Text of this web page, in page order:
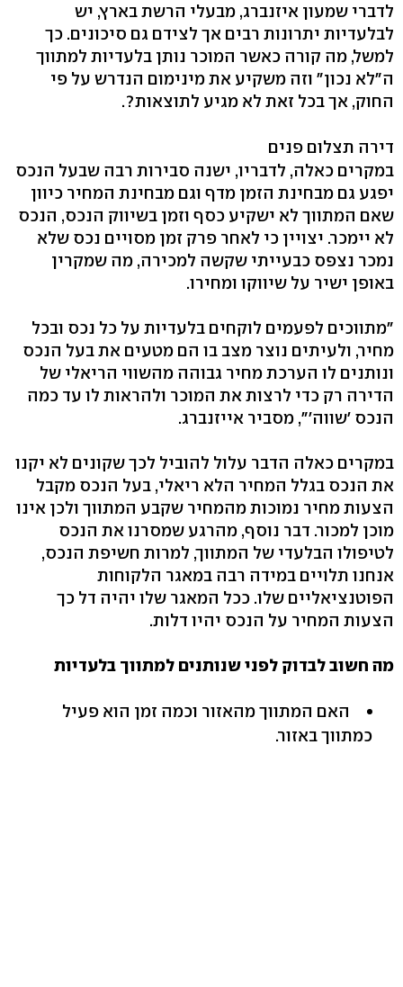
לדברי שמעון איזנברג, מבעלי הרשת בארץ, יש
לבלעדיות יתרונות רבים אך לצידם גם סיכונים. כך
למשל, מה קורה כאשר המוכר נותן בלעדיות למתווך
ה"לא נכון" וזה משקיע את מינימום הנדרש על פי
החוק, אך בכל זאת לא מגיע לתוצאות?.
דירה תצלום פנים
במקרים כאלה, לדבריו, ישנה סבירות רבה שבעל הנכס
יפגע גם מבחינת הזמן מדף וגם מבחינת המחיר כיוון
שאם המתווך לא ישקיע כסף וזמן בשיווק הנכס, הנכס
לא יימכר. יצויין כי לאחר פרק זמן מסויים נכס שלא
נמכר נצפס כבעייתי שקשה למכירה, מה שמקרין
באופן ישיר על שיווקו ומחירו.
"מתווכים לפעמים לוקחים בלעדיות על כל נכס ובכל
מחיר, ולעיתים נוצר מצב בו הם מטעים את בעל הנכס
ונותנים לו הערכת מחיר גבוהה מהשווי הריאלי של
הדירה רק כדי לרצות את המוכר ולהראות לו עד כמה
הנכס 'שווה'", מסביר אייזנברג.
במקרים כאלה הדבר עלול להוביל לכך שקונים לא יקנו
את הנכס בגלל המחיר הלא ריאלי, בעל הנכס מקבל
הצעות מחיר נמוכות מהמחיר שקבע המתווך ולכן אינו
מוכן למכור. דבר נוסף, מהרגע שמסרנו את הנכס
לטיפולו הבלעדי של המתווך, למרות חשיפת הנכס,
אנחנו תלויים במידה רבה במאגר הלקוחות
הפוטנציאליים שלו. ככל המאגר שלו יהיה דל כך
הצעות המחיר על הנכס יהיו דלות.
מה חשוב לבדוק לפני שנותנים למתווך בלעדיות
האם המתווך מהאזור וכמה זמן הוא פעיל
כמתווך באזור.